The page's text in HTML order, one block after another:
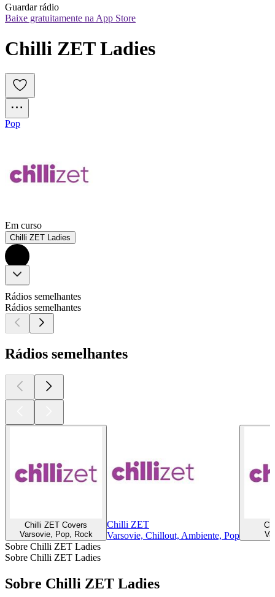
Guardar rádio
Baixe gratuitamente na App Store
Chilli ZET Ladies
Pop
Em curso
Chilli ZET Ladies
Rádios semelhantes
Rádios semelhantes
Rádios semelhantes
Chilli ZET Covers
Varsovie, Pop, Rock
Chilli ZET
Varsovie, Chillout, Ambiente, Pop
Sobre Chilli ZET Ladies
Sobre Chilli ZET Ladies
Sobre Chilli ZET Ladies